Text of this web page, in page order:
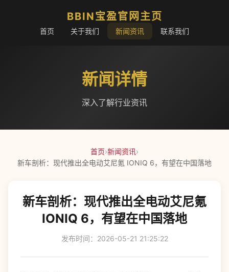
BBIN宝盈官网主页
首页 关于我们 新闻资讯 联系我们
新闻详情
深入了解行业资讯
首页›新闻资讯›
新车剖析：现代推出全电动艾尼氪 IONIQ 6，有望在中国落地
新车剖析：现代推出全电动艾尼氪
IONIQ 6，有望在中国落地
发布时间：2026-05-21 21:25:22